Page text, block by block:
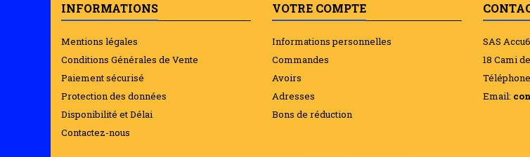
INFORMATIONS
Mentions légales
Conditions Générales de Vente
Paiement sécurisé
Protection des données
Disponibilité et Délai
Contactez-nous
VOTRE COMPTE
Informations personnelles
Commandes
Avoirs
Adresses
Bons de réduction
SAS
18 Cami
Email: